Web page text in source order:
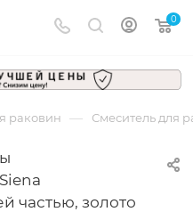
0
раковин — Смеситель для
частью, золото